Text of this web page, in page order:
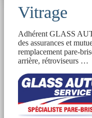
Vitrage
Adhérent GLASS
des assurances et
remplacement pare-
arrière, rétroviseurs …